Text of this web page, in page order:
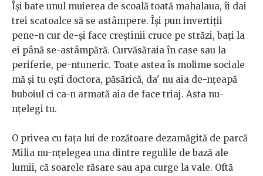
Își bate unul muierea de scoală toată mahalaua, îi dai
trei scatoalce să se astâmpere. Își pun invertiții
pene-n cur de-și face creștinii cruce pe străzi, bați la
ei până se-astâmpără. Curvăsăraia în case sau la
periferie, pe-ntuneric. Toate astea îs molime sociale
mă și tu ești doctora, păsărică, da' nu aia de-nțeapă
buboiul ci ca-n armată aia de face triaj. Asta nu-
nțelegi tu.
O privea cu fața lui de rozătoare dezamăgită de parcă
Milia nu-nțelegea una dintre regulile de bază ale
lumii, că soarele răsare sau apa curge la vale. Oftă